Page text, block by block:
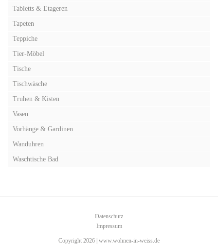
Tabletts & Etageren
Tapeten
Teppiche
Tier-Möbel
Tische
Tischwäsche
Truhen & Kisten
Vasen
Vorhänge & Gardinen
Wanduhren
Waschtische Bad
Datenschutz
Impressum
Copyright 2026 | www.wohnen-in-weiss.de